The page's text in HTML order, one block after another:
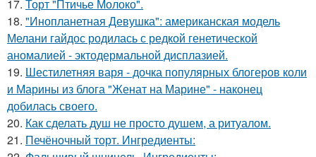
17. Торт "Птичье Молоко".
18. "Инопланетная Девушка": американская модель
Мелани гайдос родилась с редкой генетической
аномалией - эктодермальной дисплазией.
19. Шестилетняя варя - дочка популярных блогеров коли
и Марины из блога "Женат на Марине" - наконец
добилась своего.
20. Как сделать душ не просто душем, а ритуалом.
21. Печёночный торт. Ингредиенты: